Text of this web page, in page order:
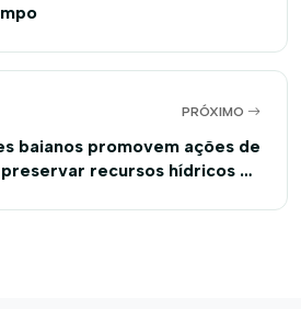
PRÓXIMO
baianos promovem ações de
recursos hídricos no